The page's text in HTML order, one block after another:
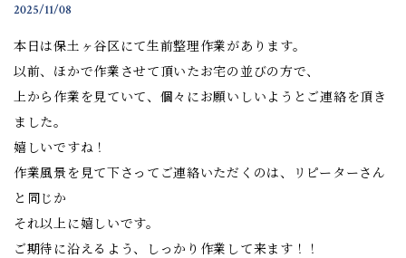
2025/11/08
本日は保土ヶ谷区にて生前整理作業があります。
以前、ほかで作業させて頂いたお宅の並びの方で、
上から作業を見ていて、個々にお願いしいようとご連絡を頂き
ました。
嬉しいですね！
作業風景を見て下さってご連絡いただくのは、リピーターさん
と同じか
それ以上に嬉しいです。
ご期待に沿えるよう、しっかり作業して来ます！！